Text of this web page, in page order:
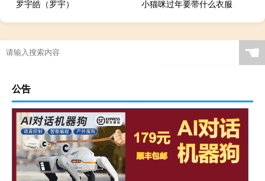
罗宇皓（罗宇） 小猫咪过年要带什么衣服
☚
公告